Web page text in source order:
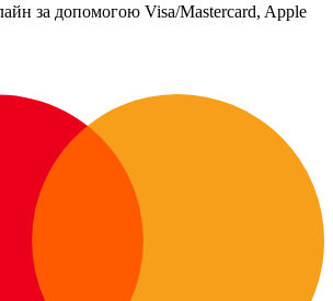
за допомогою Visa/Mastercard, Apple